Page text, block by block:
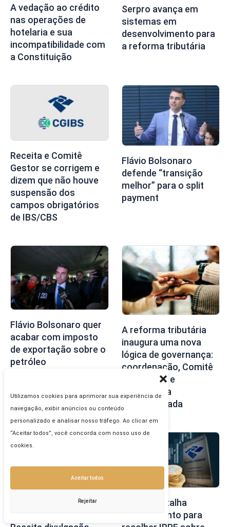
Utilizamos cookies para aprimorar sua experiência de
navegação, exibir anúncios ou conteúdo
personalizado e analisar nosso tráfego. Ao clicar em
“Aceitar todos”, você concorda com nosso uso de
cookies.
Aceitar todos
Rejeitar
A vedação ao crédito
nas operações de
hotelaria e sua
incompatibilidade com
a Constituição
Serpro avança em
sistemas em
desenvolvimento para
a reforma tributária
Receita e Comitê
Gestor se corrigem e
dizem que não houve
suspensão dos
campos obrigatórios
de IBS/CBS
Flávio Bolsonaro
defende “transição
melhor” para o split
payment
Flávio Bolsonaro quer
acabar com imposto
de exportação sobre o
petróleo
A reforma tributária
inaugura uma nova
lógica de governança:
coordenação, Comitê
Gestor, IBS e
governança
compartilhada
Confederação do
Receita detalha
procedimento para